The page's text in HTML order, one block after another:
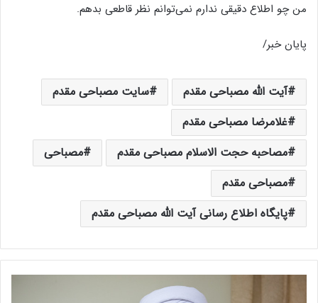
من چو اطلاع دقیقی ندارم نمی‌توانم نظر قاطعی بدهم.
پایان خبر/
آیت الله مصباحی مقدم
سایت مصباحی مقدم
غلامرضا مصباحی مقدم
مصاحبه حجت الاسلام مصباحی مقدم
مصباحی
مصباحی مقدم
پایگاه اطلاع رسانی آیت الله مصباحی مقدم